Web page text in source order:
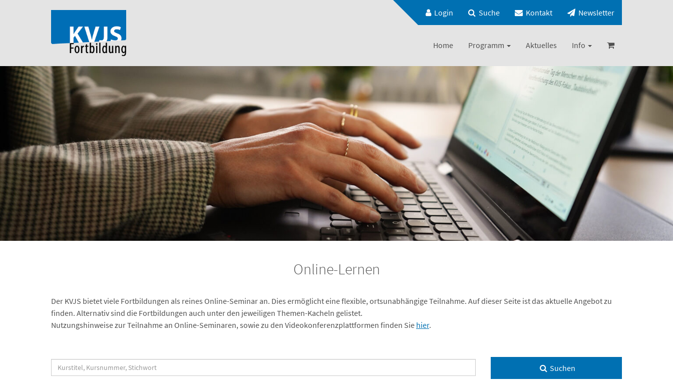
Login Suche Kontakt Newsletter
Home Programm Aktuelles Info
Online-Lernen
Der KVJS bietet viele Fortbildungen als reines Online-Seminar an. Dies ermöglicht eine flexible, ortsunabhängige Teilnahme. Auf dieser Seite ist das aktuelle Angebot zu
finden. Alternativ sind die Fortbildungen auch unter den jeweiligen Themen-Kacheln gelistet.
Nutzungshinweise zur Teilnahme an Online-Seminaren, sowie zu den Videokonferenzplattformen finden Sie hier.
Suchen